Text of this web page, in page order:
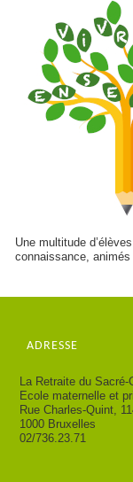
Une multitude
connaissance,
ADRESSE
La Retraite du
Ecole maternelle et
Rue Charles-Quint,
1000 Bruxelles
02/736.23.71